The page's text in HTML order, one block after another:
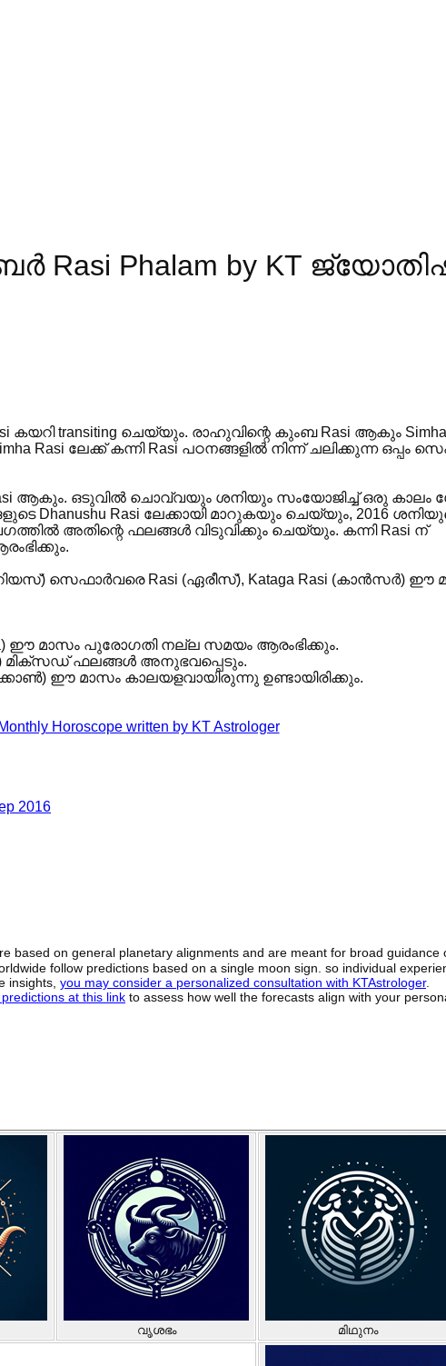
Rasi Phalam by KT
transiting ചെയ്യും. രാഹുവിന്റെ കുംബ Rasi ആകും Simha
ലേക്ക് കന്നി Rasi പഠനങ്ങളിൽ നിന്ന് ചലിക്കുന്ന ഒപ്പം
ഒടുവിൽ ചൊവ്വയും ശനിയും സംയോജിച്ച് ഒരു കാലം
Dhanushu Rasi ലേക്കായി മാറുകയും ചെയ്യും, 2016
അതിന്റെ ഫലങ്ങൾ വിടുവിക്കും ചെയ്യും. കന്നി Rasi ന്
സെഫാർവരെ Rasi (ഏരീസ്), Kataga Rasi (കാൻസർ) ഈ
ഈ മാസം പുരോഗതി നല്ല സമയം ആരംഭിക്കും.
മിക്സഡ് ഫലങ്ങൾ അനുഭവപ്പെടും.
ഈ മാസം കാലയളവായിരുന്നു ഉണ്ടായിരിക്കും.
2016
based on general planetary alignments and are meant for broad guidance
follow predictions based on a single moon sign. so individual
insights, you may consider a personalized consultation with KTAstrologer.
at this link to assess how well the forecasts align with your
വൃശഭം മിഥുനം